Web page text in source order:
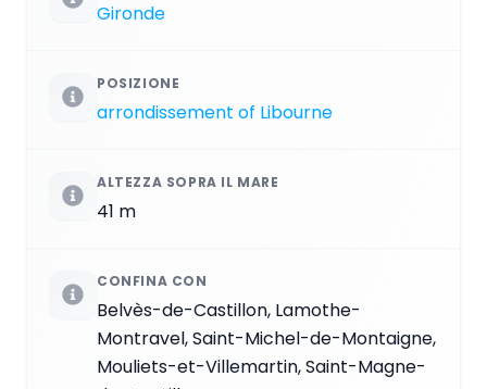
Gironde
POSIZIONE
arrondissement of Libourne
ALTEZZA SOPRA IL MARE
41 m
CONFINA CON
Belvès-de-Castillon, Lamothe-
Montravel, Saint-Michel-de-Montaigne,
Mouliets-et-Villemartin, Saint-Magne-